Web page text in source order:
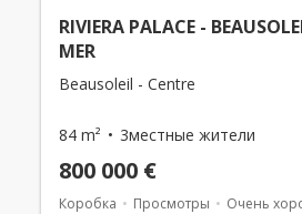
RIVIERA PALACE -
MER
Beausoleil - Centre
84 m² 3местные жители
800 000 €
Коробка Просмотры Очень